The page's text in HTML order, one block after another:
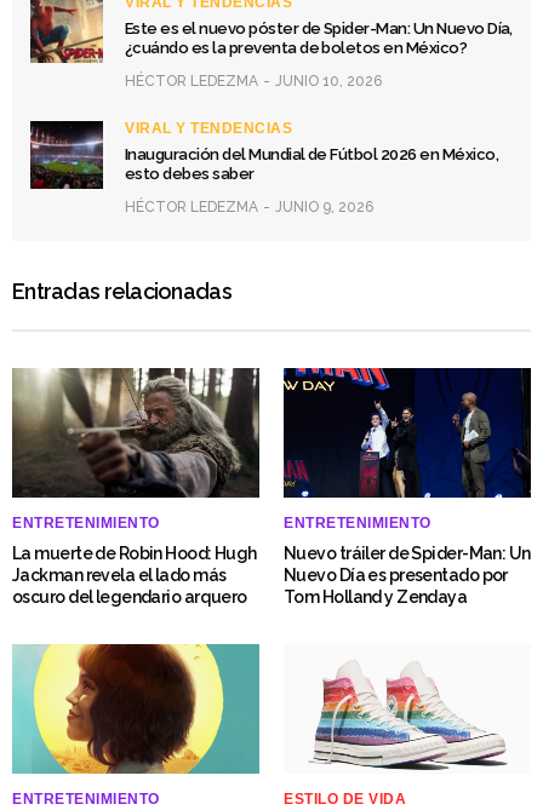
Este es el nuevo póster de Spider-Man: Un Nuevo Día,
¿cuándo es la preventa de boletos en México?
HÉCTOR LEDEZMA JUNIO 10, 2026
VIRAL Y TENDENCIAS
Inauguración del Mundial de Fútbol 2026 en México,
esto debes saber
HÉCTOR LEDEZMA JUNIO 9, 2026
Entradas relacionadas
ENTRETENIMIENTO
La muerte de Robin Hood: Hugh
Jackman revela el lado más
oscuro del legendario arquero
ENTRETENIMIENTO
Nuevo tráiler de Spider-Man: Un
Nuevo Día es presentado por
Tom Holland y Zendaya
ENTRETENIMIENTO ESTILO DE VIDA